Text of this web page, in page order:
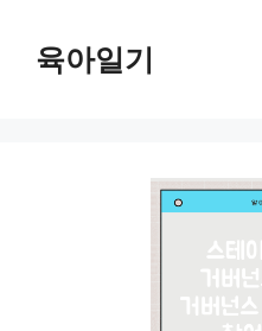
육아일기